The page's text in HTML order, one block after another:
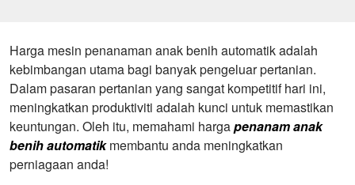
Harga mesin penanaman anak benih automatik adalah
kebimbangan utama bagi banyak pengeluar pertanian.
Dalam pasaran pertanian yang sangat kompetitif hari ini,
meningkatkan produktiviti adalah kunci untuk memastikan
keuntungan. Oleh itu, memahami hargapenanam anak
benih automatikmembantu anda meningkatkan
perniagaan anda!